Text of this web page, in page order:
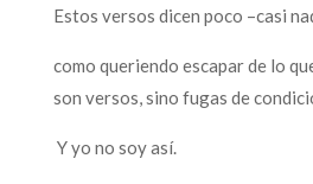
Estos versos dicen poco –casi
como queriendo escapar de lo
son versos, sino fugas de
Y yo no soy así.